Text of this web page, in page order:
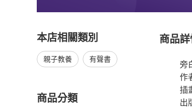
本店相關類別
親子教養 有聲書
商品分類
商品
旁
作
插
出